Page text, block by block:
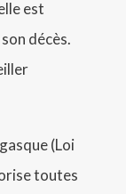
est
décès.
(Loi
toutes